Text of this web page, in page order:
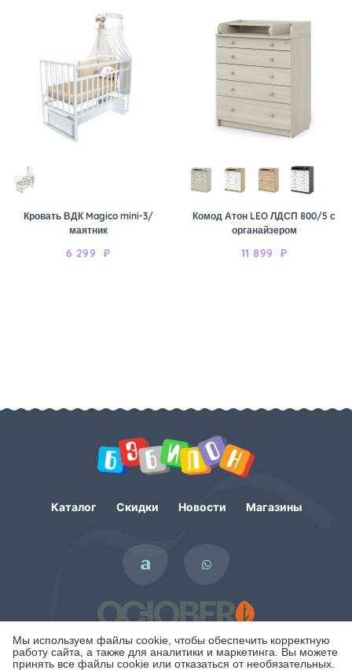
Мы используем файлы cookie, чтобы обеспечить корректную
работу сайта, а также для аналитики и маркетинга. Вы можете
принять все файлы cookie или отказаться от необязательных.
Кровать ВДК Magico mini-3/
маятник
6 299 ₽
Комод Атон LEO ЛДСП 800/5 с
органайзером
11 899 ₽
Каталог Скидки Новости Магазины